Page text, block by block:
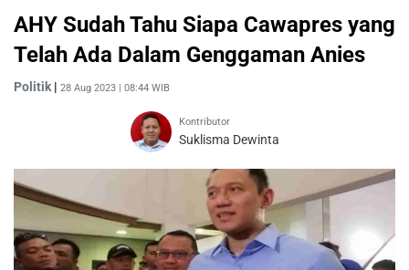
AHY Sudah Tahu Siapa Cawapres yang
Telah Ada Dalam Genggaman Anies
Politik | 28 Aug 2023 | 08:44 WIB
Kontributor
Suklisma Dewinta